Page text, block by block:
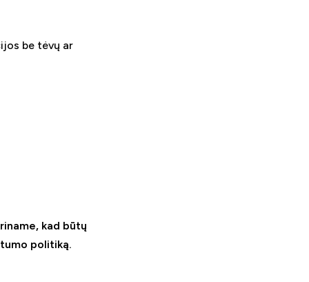
be tėvų ar
kad būtų
politiką.